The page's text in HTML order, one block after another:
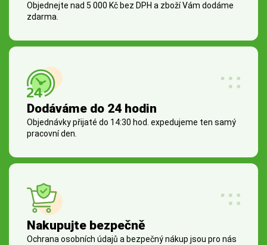
Objednejte nad 5 000 Kč bez DPH a zboží Vám dodáme
zdarma.
Dodáváme do 24 hodin
Objednávky přijaté do 14:30 hod. expedujeme ten samý
pracovní den.
Nakupujte bezpečně
Ochrana osobních údajů a bezpečný nákup jsou pro nás